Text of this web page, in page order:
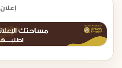
إعلان